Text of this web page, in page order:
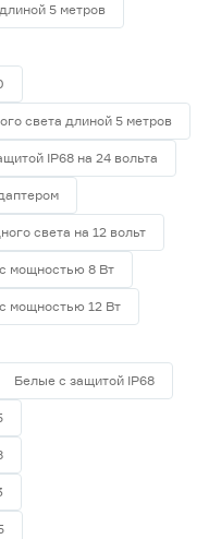
5 метров
света длиной 5 метров
IP68 на 24 вольта
света на 12 вольт
мощностью 8 Вт
мощностью 12 Вт
Белые с защитой IP68